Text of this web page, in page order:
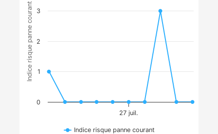
Indice risque panne courant
27 juil.
0
1
2
3
Indice risque panne courant